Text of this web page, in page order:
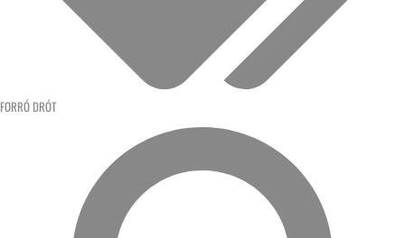
FORRÓ DRÓT